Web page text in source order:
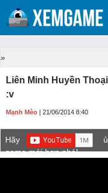
»
Liên Minh Huyền
:v
Mạnh Mèo | 21/06/2014 8:40
Hãy
game mới hơn nhé!